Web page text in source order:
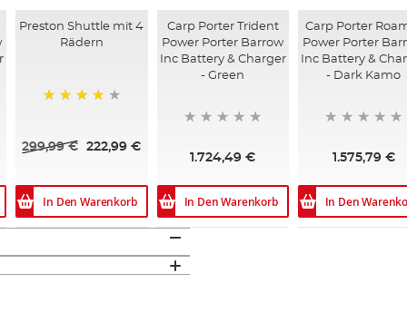
Preston Shuttle mit 4
Rädern
299,99 € 222,99 €
In Den Warenkorb
Carp Porter Trident
Power Porter Barrow
Inc Battery & Charger
- Green
1.724,49 €
In Den Warenkorb
Carp Porter
Power Porter
Inc Battery &
- Dark Kamo
1.575,79 €
In Den